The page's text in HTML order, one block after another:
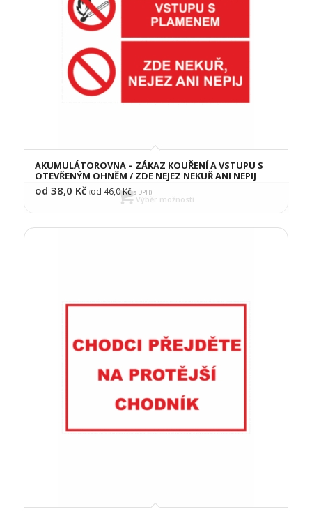
AKUMULÁTOROVNA – ZÁKAZ KOUŘENÍ A VSTUPU S
OTEVŘENÝM OHNĚM / ZDE NEJEZ NEKUŘ ANI NEPIJ
od 38,0 Kč (od 46,0Kčs DPH)
Výběr možností